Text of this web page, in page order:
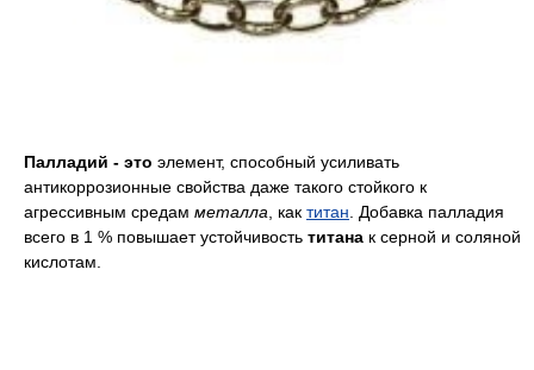
Палладий - это элемент, способный усиливать
антикоррозионные свойства даже такого стойкого к
агрессивным средам металла , как титан . Добавка палладия
всего в 1 % повышает устойчивость титана к серной и соляной
кислотам.